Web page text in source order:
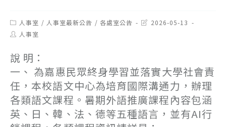
Post
category:
人事室 / 人事室最新公告 / 各處室公告
Post2026-05-13
Post人事室
說 明：
一、 為嘉惠民眾終身學習並落實大學社會責
任，本校語文中心為培育國際溝通力，辦理
各類語文課程。暑期外語推廣課程內容包涵
英、日、韓、法、德等五種語言，並有AI行